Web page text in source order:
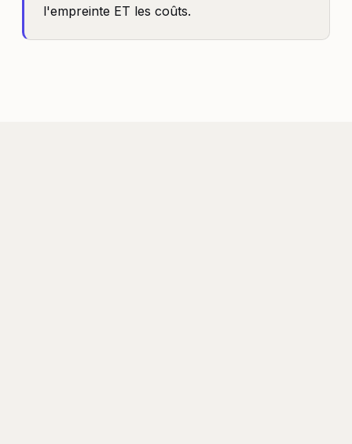
l'empreinte ET les coûts.